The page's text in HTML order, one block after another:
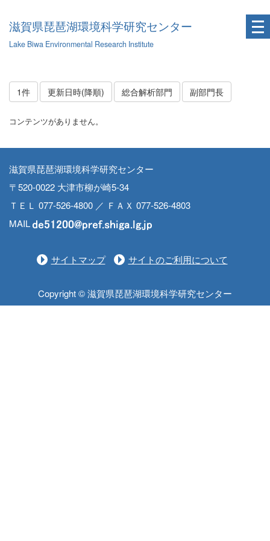
滋賀県琵琶湖環境科学研究センター
Lake Biwa Environmental Research Institute
1件 更新日時(降順) 総合解析部門 副部門長
コンテンツがありません。
滋賀県琵琶湖環境科学研究センター
〒520-0022 大津市柳が崎5-34
ＴＥＬ 077-526-4800 ／ ＦＡＸ 077-526-4803
MAIL
サイトマップ サイトのご利用について
Copyright © 滋賀県琵琶湖環境科学研究センター